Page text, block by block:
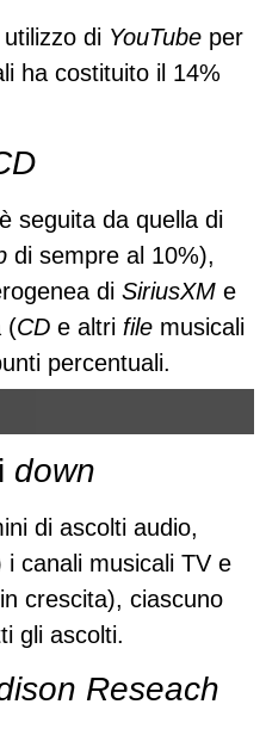
di YouTube per
ha costituito il 14%
è seguita da quella di
di sempre al 10%),
di SiriusXM e
(CD e altri file musicali
percentuali.
down
di ascolti audio,
i canali musicali TV e
crescita), ciascuno
gli ascolti.
Reseach